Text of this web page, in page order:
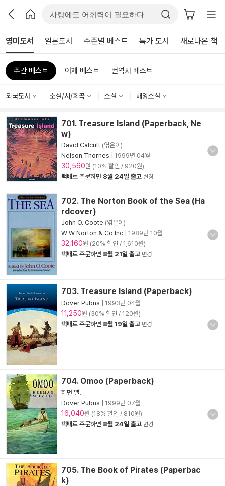
영미도서 일본도서 수준별 베스트 특가 도서 새로나온 책
주간 베스트 어제 베스트 번역서 베스트
외국도서 소설/시/희곡 소설 해양소설
701. Treasure Island (Paperback, Ne
w)
David Calcutt (엮은이)
Nelson Thornes
1999년 04월
30,560원 (10% 할인 / 920원)
택배로 주문하면 8월 24일 출고 변경
702. The Norton Book of the Sea (Ha
rdcover)
John O. Coote (엮은이)
W W Norton & Co Inc
1989년 10월
32,160원 (20% 할인 / 1,610원)
택배로 주문하면 8월 21일 출고 변경
703. Treasure Island (Paperback)
Dover Pubns 1993년 04월
11,250원 (30% 할인 / 120원)
택배로 주문하면 8월 19일 출고 변경
704. Omoo (Paperback)
허먼 멜빌
Dover Pubns
1999년 07월
16,040원 (18% 할인 / 810원)
택배로 주문하면 8월 24일 출고 변경
705. The Book of Pirates (Paperbac
k)